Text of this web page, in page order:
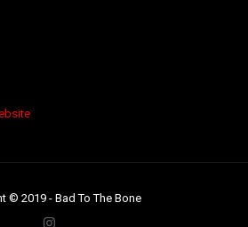
© 2019 - Bad To The Bone